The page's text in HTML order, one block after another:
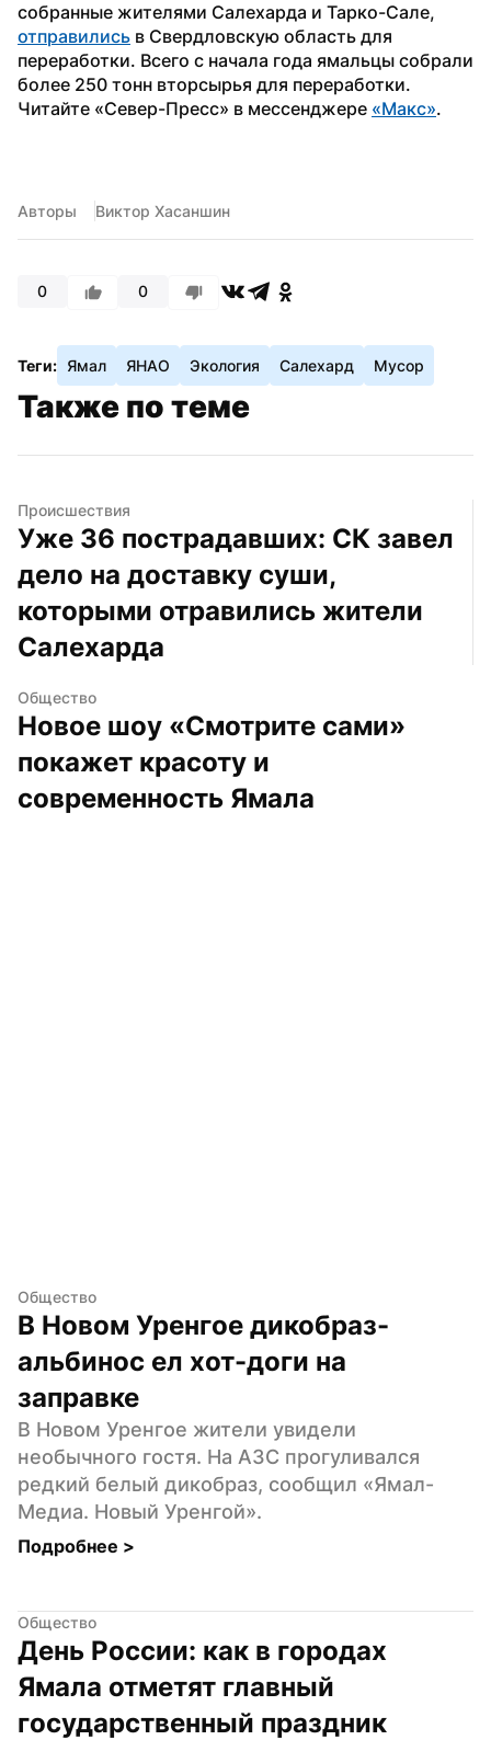
отправились в Свердловскую область для
переработки. Всего с начала года ямальцы собрали
более 250 тонн вторсырья для переработки.
Читайте «Север-Пресс» в мессенджере «Макс».
Авторы Виктор Хасаншин
0 0
Теги: Ямал ЯНАО Экология Салехард Мусор
Также по теме
Происшествия
Уже 36 пострадавших: СК завел
дело на доставку суши,
которыми отравились жители
Салехарда
Общество
Новое шоу «Смотрите сами»
покажет красоту и
современность Ямала
Общество
В Новом Уренгое дикобраз-
альбинос ел хот-доги на
заправке
В Новом Уренгое жители увидели
необычного гостя. На АЗС прогуливался
редкий белый дикобраз, сообщил «Ямал-
Медиа. Новый Уренгой».
Подробнее >
Общество
День России: как в городах
Ямала отметят главный
государственный праздник